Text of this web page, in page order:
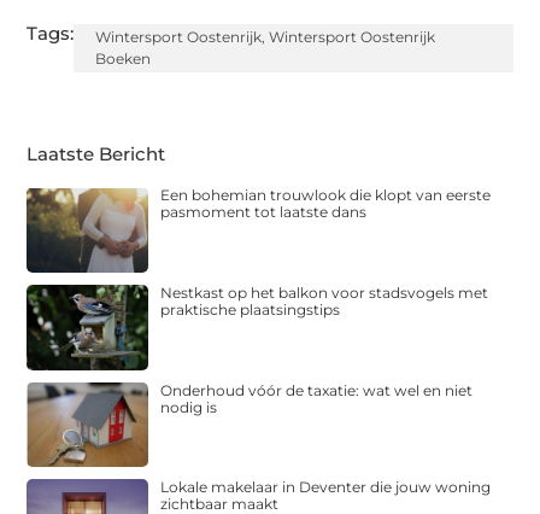
Tags: Wintersport Oostenrijk, Wintersport Oostenrijk
Boeken
Laatste Bericht
Een bohemian trouwlook die klopt van eerste
pasmoment tot laatste dans
Nestkast op het balkon voor stadsvogels met
praktische plaatsingstips
Onderhoud vóór de taxatie: wat wel en niet
nodig is
Lokale makelaar in Deventer die jouw woning
zichtbaar maakt